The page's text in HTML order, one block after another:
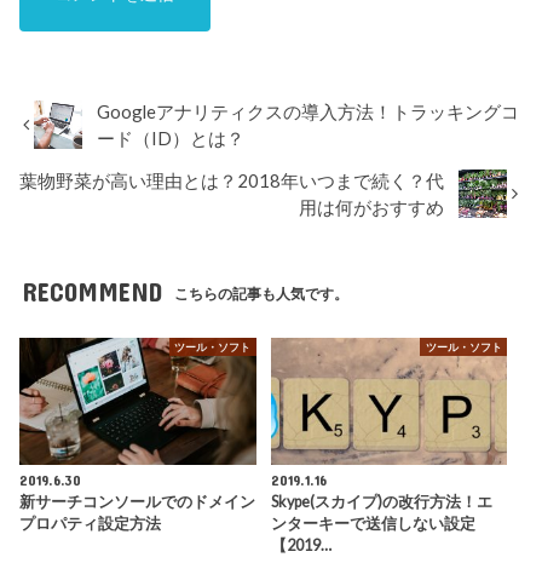
Googleアナリティクスの導入方法！トラッキングコ
ード（ID）とは？
葉物野菜が高い理由とは？2018年いつまで続く？代
用は何がおすすめ
RECOMMEND こちらの記事も人気です。
ツール・ソフト
2019.6.30
新サーチコンソールでのドメイン
プロパティ設定方法
ツール・ソフト
2019.1.16
Skype(スカイプ)の改行方法！エ
ンターキーで送信しない設定
【2019…